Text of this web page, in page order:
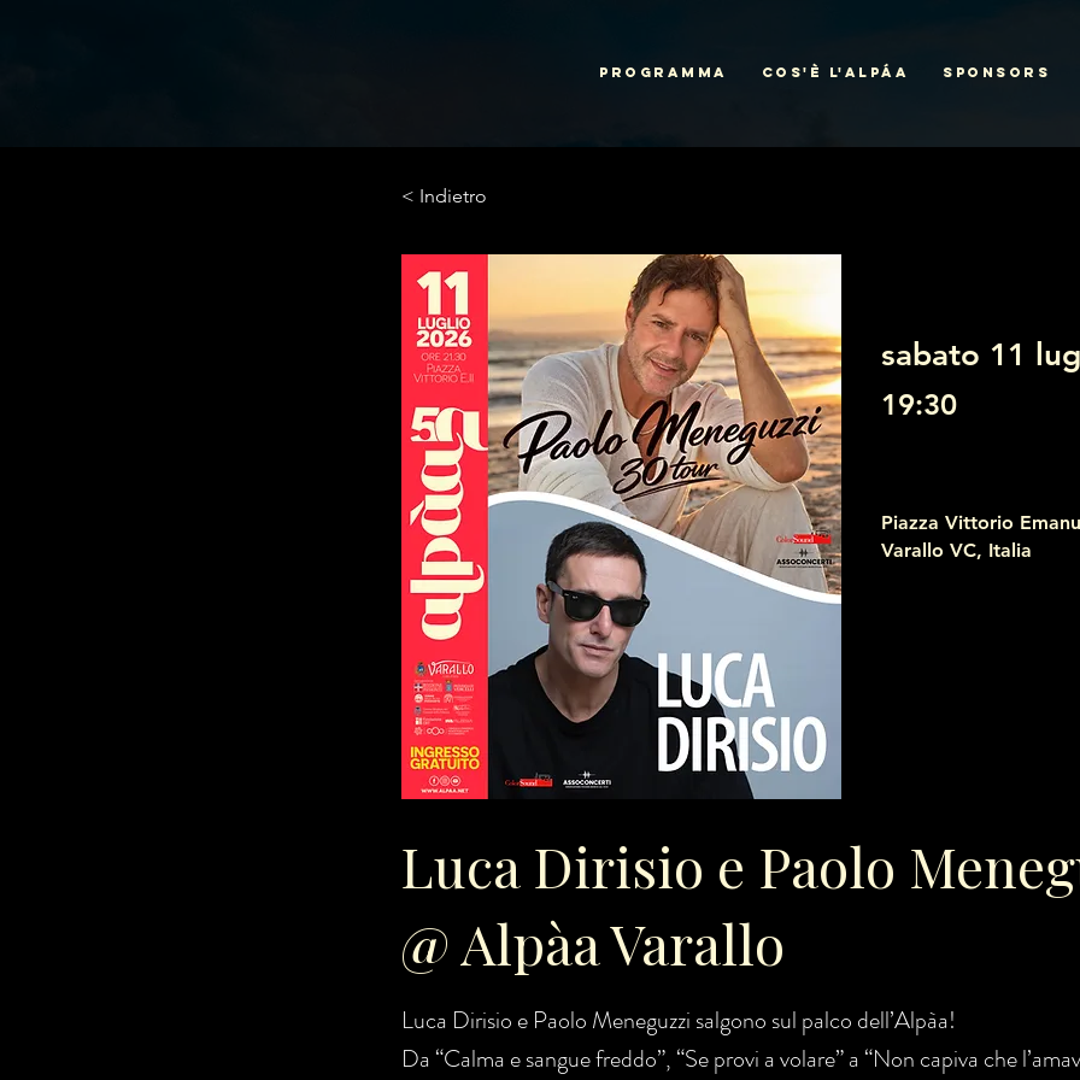
PROGRAMMA COS'È L'ALPÁA SPONSORS
< Indietro
sabato 11
19:30
Piazza Vittorio
Varallo VC, Italia
Luca Dirisio e Paolo
@ Alpàa Varallo
Luca Dirisio e Paolo Meneguzzi salgono sul palco dell’Alpàa!
Da “Calma e sangue freddo”, “Se provi a volare” a “Non capiva che